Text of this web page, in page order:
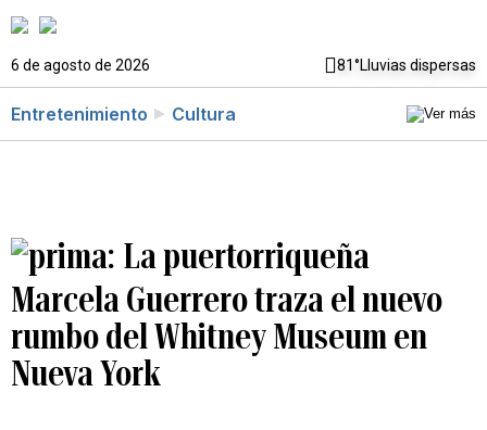
6 de agosto de 2026 81°Lluvias dispersas
Entretenimiento Cultura
La puertorriqueña
Marcela Guerrero traza el nuevo
rumbo del Whitney Museum en
Nueva York